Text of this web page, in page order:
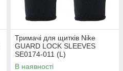
Тримачі для щитків Nike
GUARD LOCK SLEEVES
SE0174-011 (L)
В наявності